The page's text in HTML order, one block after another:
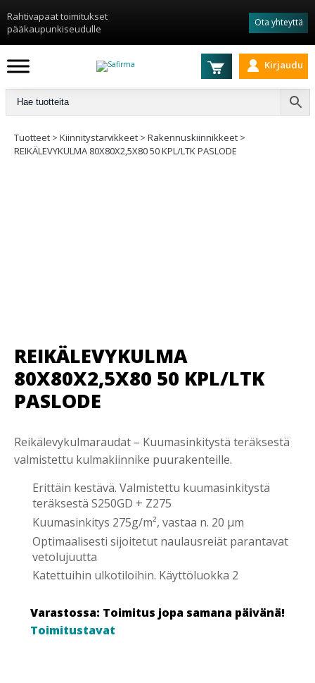
Rahtivapaat toimitukset
pääkaupunkiseudulle
Ota yhteyttä
Kirjaudu
Tuotteet > Kiinnitys­tarvikkeet > Rakennuskiinnikkeet >
REIKÄLEVYKULMA 80X80X2,5X80 50 KPL/LTK PASLODE
REIKÄLEVYKULMA
80X80X2,5X80 50 KPL/LTK
PASLODE
Reikälevykulmaraudat – Kuumasinkitystä teräksestä
valmistettu kulmakiinnike puurakenteille.
Erittäin kestävä. Valmistettu kuumasinkitystä
teräksestä S250GD + Z275
Kuumasinkitys 275g/m², vastaa n. 20 µm
Optimaalisesti sijoitetut naulausreiät parantavat
vetolujuutta
Katettuihin ulkotiloihin. Käyttöluokka 2
Varastossa: Toimitus jopa samana päivänä!
Toimitustavat